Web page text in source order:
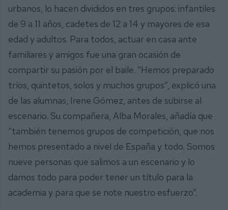
urbanos, lo hacen divididos en tres grupos: infantiles
de 9 a 11 años, cadetes de 12 a 14 y mayores de esa
edad y adultos. Para todos, actuar en casa ante
familiares y amigos fue una gran ocasión de
compartir su pasión por el baile. “Hemos preparado
tríos, quintetos, solos y muchos grupos”, explicó una
de las alumnas, Irene Gómez, antes de subirse al
escenario. Su compañera, Alba Morales, añadía que
“también tenemos grupos de competición, que nos
hemos presentado a nivel de España y todo. Somos
nueve personas que salimos a un escenario y lo
damos todo para poder tener un título para la
academia y para que se note nuestro esfuerzo”.